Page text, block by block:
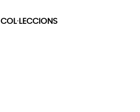
COL·LECCIONS